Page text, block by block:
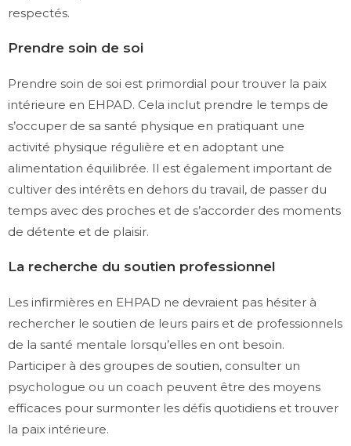
respectés.
Prendre soin de soi
Prendre soin de soi est primordial pour trouver la paix
intérieure en EHPAD. Cela inclut prendre le temps de
s’occuper de sa santé physique en pratiquant une
activité physique régulière et en adoptant une
alimentation équilibrée. Il est également important de
cultiver des intérêts en dehors du travail, de passer du
temps avec des proches et de s’accorder des moments
de détente et de plaisir.
La recherche du soutien professionnel
Les infirmières en EHPAD ne devraient pas hésiter à
rechercher le soutien de leurs pairs et de professionnels
de la santé mentale lorsqu’elles en ont besoin.
Participer à des groupes de soutien, consulter un
psychologue ou un coach peuvent être des moyens
efficaces pour surmonter les défis quotidiens et trouver
la paix intérieure.